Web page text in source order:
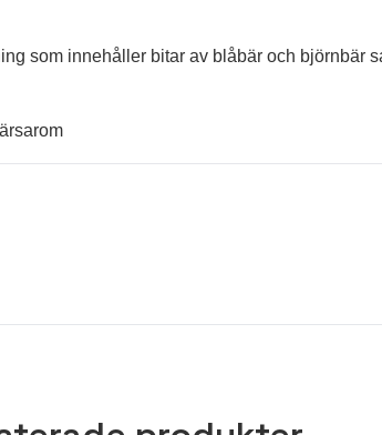
som innehåller bitar av blåbär och björnbär